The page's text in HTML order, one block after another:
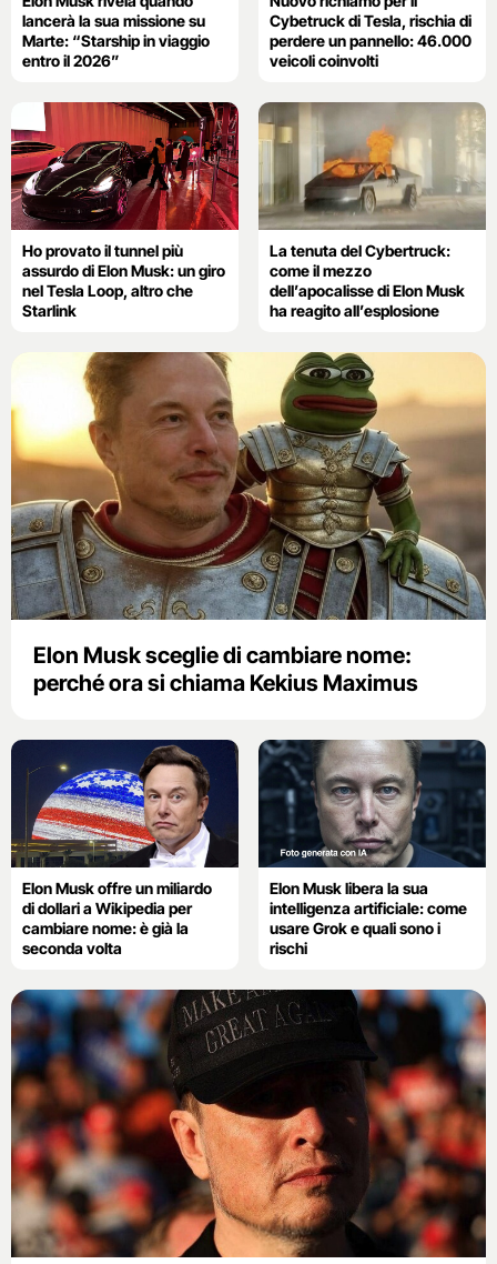
lancerà la sua missione su
Marte: “Starship in viaggio
entro il 2026”
Cybetruck di Tesla, rischia di
perdere un pannello: 46.000
veicoli coinvolti
Ho provato il tunnel più
assurdo di Elon Musk: un giro
nel Tesla Loop, altro che
Starlink
La tenuta del Cybertruck:
come il mezzo
dell’apocalisse di Elon Musk
ha reagito all’esplosione
Elon Musk sceglie di cambiare nome:
perché ora si chiama Kekius Maximus
Elon Musk offre un miliardo
di dollari a Wikipedia per
cambiare nome: è già la
seconda volta
Elon Musk libera la sua
intelligenza artificiale: come
usare Grok e quali sono i
rischi